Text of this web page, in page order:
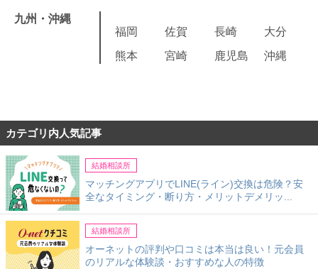
九州・沖縄
福岡
佐賀 長崎
大分
熊本
宮崎 鹿児島 沖縄
カテゴリ内人気記事
結婚相談所
マッチングアプリでLINE(ライン)交換は危険？安
全なタイミング・断り方・メリットデメリッ...
結婚相談所
オーネットの評判や口コミは本当は良い！元会員
のリアルな体験談・おすすめな人の特徴